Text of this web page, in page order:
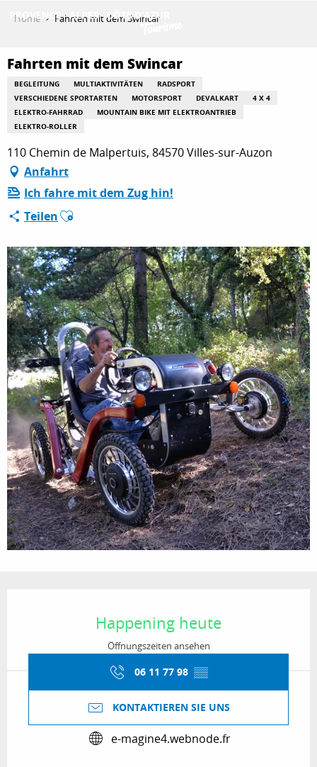
principal
ENTDECKEN
AKTIVITÄTEN
AUFENTHALT
ESPACE PRO
Home Fahrten mit dem Swincar
Fahrten mit dem Swincar
BEGLEITUNG MULTIAKTIVITÄTEN
RADSPORT
VERSCHIEDENE SPORTARTEN
MOTORSPORT DEVALKART
4 X 4
ELEKTRO-FAHRRAD
MOUNTAIN BIKE MIT ELEKTROANTRIEB
ELEKTRO-ROLLER
110 Chemin de Malpertuis, 84570 Villes-sur-Auzon
Anfahrt
Ich fahre mit dem Zug hin!
TeilenAjouter aux favoris
Happening heute
Öffnungszeiten ansehen
06 11 77 98 ▒▒
KONTAKTIEREN SIE UNS
e-magine4.webnode.fr